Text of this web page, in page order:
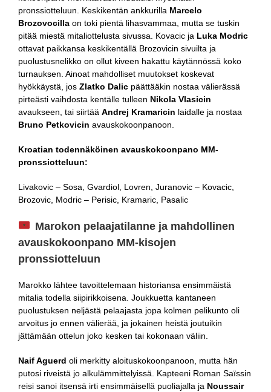
pronssiotteluun. Keskikentän ankkurilla Marcelo
Brozovocilla on toki pientä lihasvammaa, mutta se tuskin
pitää miestä mitaliottelusta sivussa. Kovacic ja Luka Modric
ottavat paikkansa keskikentällä Brozovicin sivuilta ja
puolustusnelikko on ollut kiveen hakattu käytännössä koko
turnauksen. Ainoat mahdolliset muutokset koskevat
hyökkäystä, jos Zlatko Dalic päättääkin nostaa välierässä
pirteästi vaihdosta kentälle tulleen Nikola Vlasicin
avaukseen, tai siirtää Andrej Kramaricin laidalle ja nostaa
Bruno Petkovicin avauskokoonpanoon.
Kroatian todennäköinen avauskokoonpano MM-
pronssiotteluun:
Livakovic – Sosa, Gvardiol, Lovren, Juranovic – Kovacic,
Brozovic, Modric – Perisic, Kramaric, Pasalic
Marokon pelaajatilanne ja mahdollinen
avauskokoonpano MM-kisojen
pronssiotteluun
Marokko lähtee tavoittelemaan historiansa ensimmäistä
mitalia todella siipirikkoisena. Joukkuetta kantaneen
puolustuksen neljästä pelaajasta jopa kolmen pelikunto oli
arvoitus jo ennen välierää, ja jokainen heistä joutuikin
jättämään ottelun joko kesken tai kokonaan väliin.
Naif Aguerd oli merkitty aloituskokoonpanoon, mutta hän
putosi riveistä jo alkulämmittelyissä. Kapteeni Roman Saïssin
reisi sanoi itsensä irti ensimmäisellä puoliajalla ja Noussair